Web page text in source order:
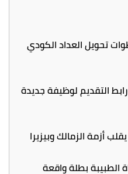
تحويل العداد الكودي
ورابط التقديم لوظيفة جديدة
أزمة الزمالك وبيزيرا
الطبيبة بطلة واقعة